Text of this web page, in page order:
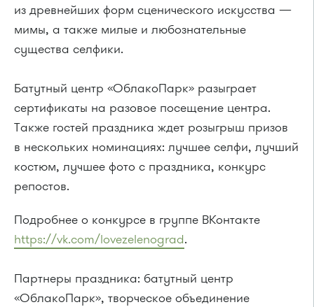
из древнейших форм сценического искусства —
мимы, а также милые и любознательные
существа селфики.
Батутный центр «ОблакоПарк» разыграет
сертификаты на разовое посещение центра.
Также гостей праздника ждет розыгрыш призов
в нескольких номинациях: лучшее селфи, лучший
костюм, лучшее фото с праздника, конкурс
репостов.
Подробнее о конкурсе в группе ВКонтакте
https://vk.com/lovezelenograd.
Партнеры праздника: батутный центр
«ОблакоПарк», творческое объединение